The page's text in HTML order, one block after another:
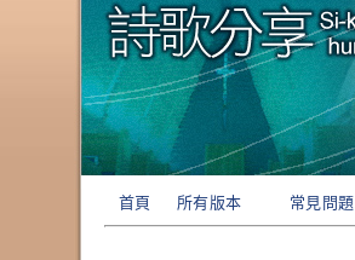
首頁 所有版本 常見問題